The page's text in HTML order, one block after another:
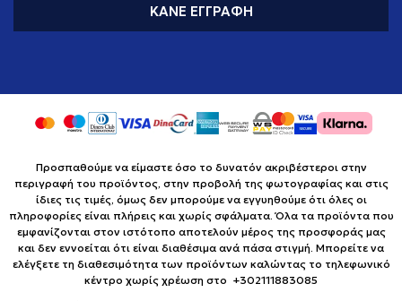
ΚΆΝΕ ΕΓΓΡΑΦΉ
Προσπαθούμε να είμαστε όσο το δυνατόν ακριβέστεροι στην
περιγραφή του προϊόντος, στην προβολή της φωτογραφίας και στις
ίδιες τις τιμές, όμως δεν μπορούμε να εγγυηθούμε ότι όλες οι
πληροφορίες είναι πλήρεις και χωρίς σφάλματα. Όλα τα προϊόντα που
εμφανίζονται στον ιστότοπο αποτελούν μέρος της προσφοράς μας
και δεν εννοείται ότι είναι διαθέσιμα ανά πάσα στιγμή. Μπορείτε να
ελέγξετε τη διαθεσιμότητα των προϊόντων καλώντας το τηλεφωνικό
κέντρο χωρίς χρέωση στο +302111883085